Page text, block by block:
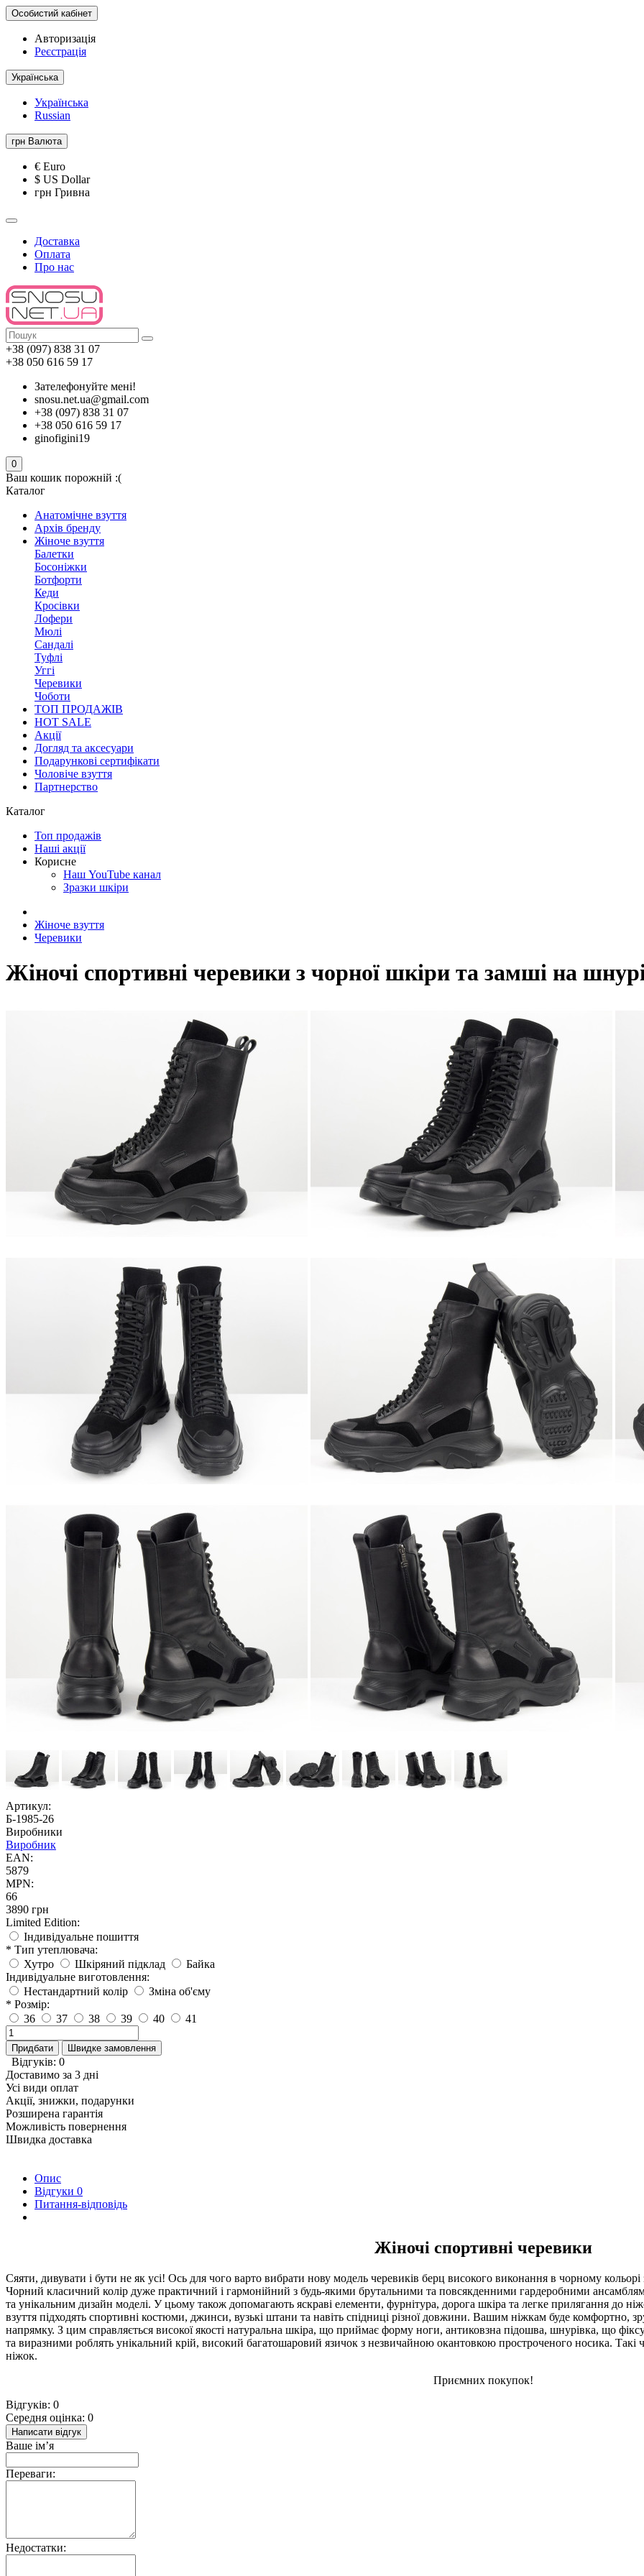
Особистий кабінет
Авторизація
Реєстрація
Українська
Українська
Russian
грн Валюта
€ Euro
$ US Dollar
грн Гривна
Доставка
Оплата
Про нас
+38 (097) 838 31 07
+38 050 616 59 17
Зателефонуйте мені!
snosu.net.ua@gmail.com
+38 (097) 838 31 07
+38 050 616 59 17
ginofigini19
0
Ваш кошик порожній :(
Каталог
Анатомічне взуття
Архів бренду
Жіноче взуття
Балетки
Босоніжки
Ботфорти
Кеди
Кросівки
Лофери
Мюлі
Сандалі
Туфлі
Уггі
Черевики
Чоботи
ТОП ПРОДАЖІВ
HOT SALE
Акції
Догляд та аксесуари
Подарункові сертифікати
Чоловіче взуття
Партнерство
Каталог
Топ продажів
Наші акції
Корисне
Наш YouTube канал
Зразки шкіри
Жіноче взуття
Черевики
Жіночі спортивні черевики з чорної шкіри та замші на
Артикул:
Б-1985-26
Виробники
Виробник
EAN:
5879
MPN:
66
3890 грн
Limited Edition:
Індивідуальне пошиття
* Тип утеплювача:
Хутро
Шкіряний підклад
Байка
Індивідуальне виготовлення:
Нестандартний колір
Зміна об'єму
* Розмір:
36
37 38 39 40 41
Придбати Швидке замовлення
Відгуків: 0
Доставимо за 3 дні
Усі види оплат
Акції, знижки, подарунки
Розширена гарантія
Можливість повернення
Швидка доставка
Опис
Відгуки 0
Питання-відповідь
Жіночі спортивні черевики
Сяяти, дивувати і бути не як усі! Ось для чого варто вибрати нову модель черевиків берц високого виконання в чорному
Чорний класичний колір дуже практичний і гармонійний з будь-якими брутальними та повсякденними гардеробними
та унікальним дизайн моделі. У цьому також допомагають яскраві елементи, фурнітура, дорога шкіра та легке прилягання до
взуття підходять спортивні костюми, джинси, вузькі штани та навіть спідниці різної довжини. Вашим ніжкам буде комфортно,
напрямку. З цим справляється високої якості натуральна шкіра, що приймає форму ноги, антиковзна підошва, шнурівка, що
та виразними роблять унікальний крій, високий багатошаровий язичок з незвичайною окантовкою простроченого носика. Такі
ніжок.
Приємних покупок!
Відгуків: 0
Середня оцінка: 0
Написати відгук
Ваше ім’я
Переваги:
Недостатки: